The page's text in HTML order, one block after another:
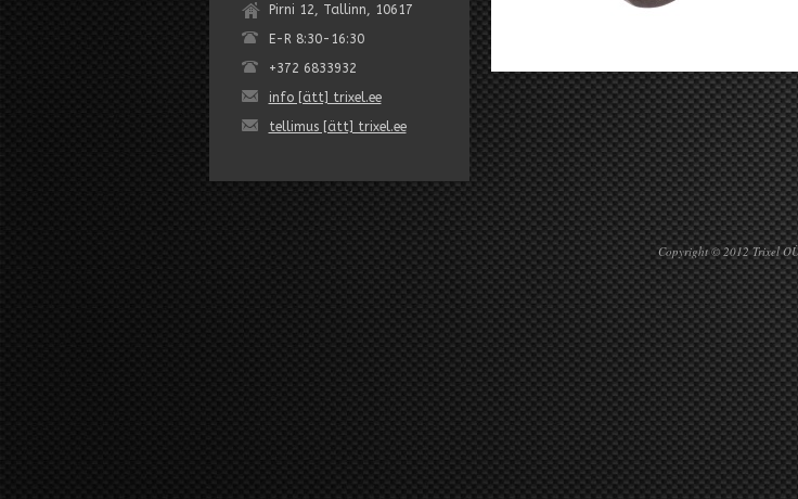
Pirni 12, Tallinn, 10617
E-R 8:30-16:30
+372 6833932
info [ätt] trixel.ee
tellimus [ätt] trixel.ee
Copyright © 2012 Trixel